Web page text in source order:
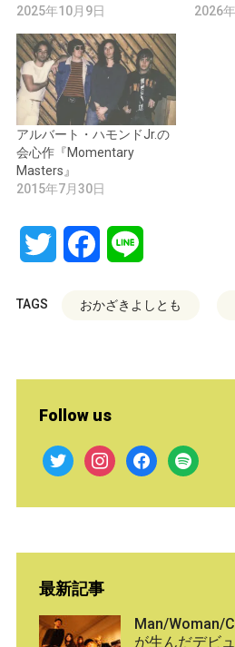
2025年10月9日
2026
アルバート・ハモンドJr.の
会心作『Momentary
Masters』
2015年7月30日
Twitter Facebook
TAGS おかざきよしとも
Follow us
twitter instagramfacebook
spotify
最新記事
Man/Woman/
が生んだデビ